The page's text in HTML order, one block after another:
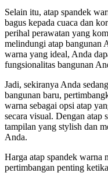
Selain itu, atap spandek
bagus kepada cuaca dan
perihal perawatan yang
melindungi atap bangunan
warna yang ideal, Anda
fungsionalitas bangunan
Jadi, sekiranya Anda
bangunan baru,
warna sebagai opsi atap
secara visual. Dengan atap
tampilan yang stylish dan
Anda.
Harga atap spandek warna
pertimbangan penting